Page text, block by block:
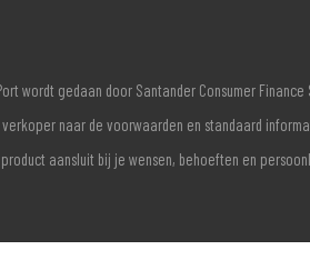
wordt gedaan door Santander Consumer
naar de voorwaarden en standaard
aansluit bij je wensen, behoeften en